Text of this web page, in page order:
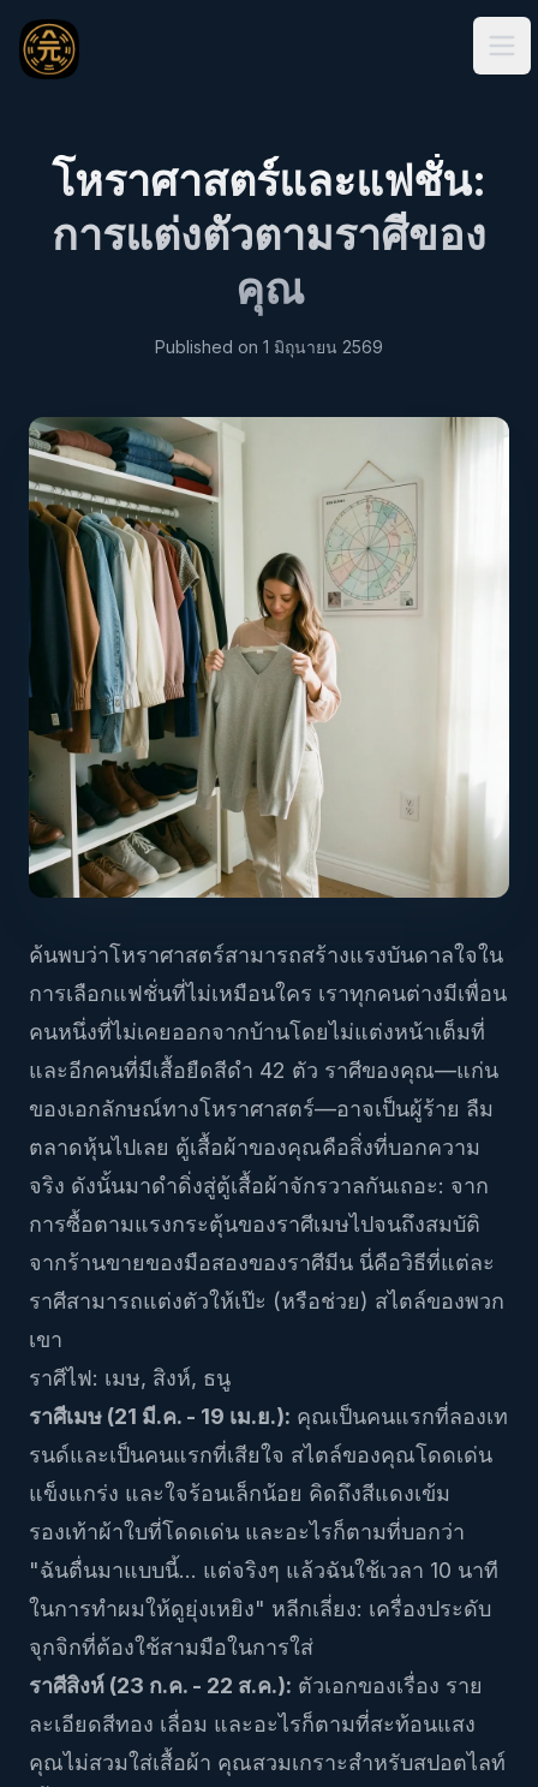
โหราศาสตร์และแฟชั่น:
การแต่งตัวตามราศีของ
คุณ
Published on 1 มิถุนายน 2569
ค้นพบว่าโหราศาสตร์สามารถสร้างแรงบันดาลใจใน
การเลือกแฟชั่นที่ไม่เหมือนใคร เราทุกคนต่างมีเพื่อน
คนหนึ่งที่ไม่เคยออกจากบ้านโดยไม่แต่งหน้าเต็มที่
และอีกคนที่มีเสื้อยืดสีดำ 42 ตัว ราศีของคุณ—แก่น
ของเอกลักษณ์ทางโหราศาสตร์—อาจเป็นผู้ร้าย ลืม
ตลาดหุ้นไปเลย ตู้เสื้อผ้าของคุณคือสิ่งที่บอกความ
จริง ดังนั้นมาดำดิ่งสู่ตู้เสื้อผ้าจักรวาลกันเถอะ: จาก
การซื้อตามแรงกระตุ้นของราศีเมษไปจนถึงสมบัติ
จากร้านขายของมือสองของราศีมีน นี่คือวิธีที่แต่ละ
ราศีสามารถแต่งตัวให้เป๊ะ (หรือช่วย) สไตล์ของพวก
เขา
ราศีไฟ: เมษ, สิงห์, ธนู
ราศีเมษ (21 มี.ค. - 19 เม.ย.): คุณเป็นคนแรกที่ลองเท
รนด์และเป็นคนแรกที่เสียใจ สไตล์ของคุณโดดเด่น
แข็งแกร่ง และใจร้อนเล็กน้อย คิดถึงสีแดงเข้ม
รองเท้าผ้าใบที่โดดเด่น และอะไรก็ตามที่บอกว่า
"ฉันตื่นมาแบบนี้... แต่จริงๆ แล้วฉันใช้เวลา 10 นาที
ในการทำผมให้ดูยุ่งเหยิง" หลีกเลี่ยง: เครื่องประดับ
จุกจิกที่ต้องใช้สามมือในการใส่
ราศีสิงห์ (23 ก.ค. - 22 ส.ค.): ตัวเอกของเรื่อง ราย
ละเอียดสีทอง เลื่อม และอะไรก็ตามที่สะท้อนแสง
คุณไม่สวมใส่เสื้อผ้า คุณสวมเกราะสำหรับสปอตไลท์